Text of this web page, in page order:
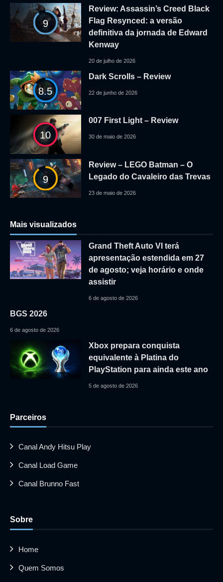
9
Review: Assassin’s Creed Black
Flag Resynced: a versão
definitiva da jornada de Edward
Kenway
20 de julho de 2026
8.5
Dark Scrolls – Review
22 de junho de 2026
10
007 First Light – Review
30 de maio de 2026
9
Review – LEGO Batman – O
Legado do Cavaleiro das Trevas
23 de maio de 2026
Mais visualizados
Grand Theft Auto VI terá
apresentação estendida em 27
de agosto; veja horário e onde
assistir
6 de agosto de 2026
BGS 2026
6 de agosto de 2026
Xbox prepara conquista
equivalente à Platina do
PlayStation para ainda este ano
5 de agosto de 2026
Parceiros
Canal Andy Hitsu Play
Canal Load Game
Canal Brunno Fast
Sobre
Home
Quem Somos